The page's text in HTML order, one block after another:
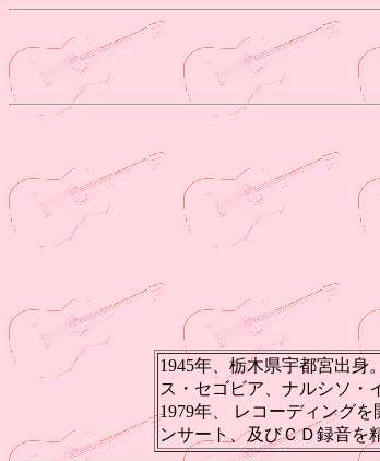
1945年、栃木県宇都宮出
ス・セゴビア、ナルシソ・
1979年、 レコーディング
ンサート、及びＣＤ録音を